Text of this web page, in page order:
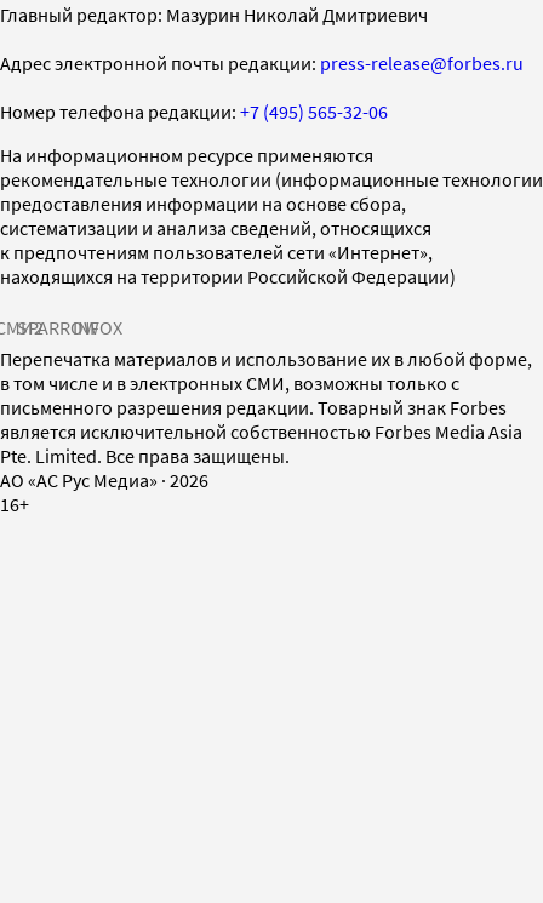
Главный редактор: Мазурин Николай Дмитриевич
Адрес электронной почты редакции: press-release@forbes.ru
Номер телефона редакции: +7 (495) 565-32-06
На информационном ресурсе применяются
рекомендательные технологии (информационные технологии
предоставления информации на основе сбора,
систематизации и анализа сведений, относящихся
к предпочтениям пользователей сети «Интернет»,
находящихся на территории Российской Федерации)
SPARROWINFOX
Перепечатка материалов и использование их в любой форме,
в том числе и в электронных СМИ, возможны только с
письменного разрешения редакции. Товарный знак Forbes
является исключительной собственностью Forbes Media Asia
Pte. Limited. Все права защищены.
AO «АС Рус Медиа» · 2026
16+